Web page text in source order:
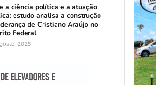
a ciência política e a atuação
estudo analisa a construção
de Cristiano Araújo no
Federal
2026